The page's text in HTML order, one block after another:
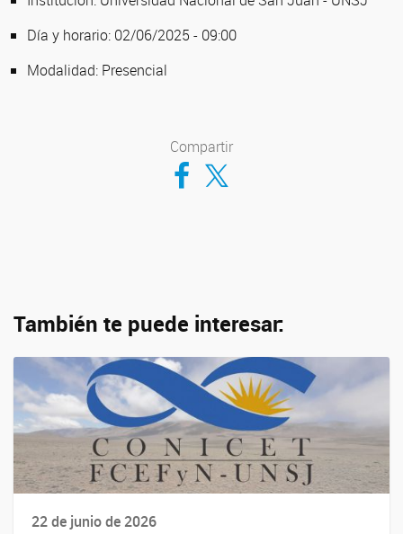
Día y horario: 02/06/2025 - 09:00
Modalidad: Presencial
Compartir
Compartir en Facebook
Compartir en Twitter
También te puede interesar:
22 de junio de 2026